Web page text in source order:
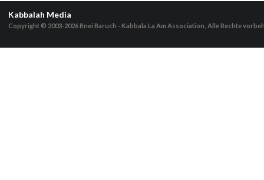
Kabbalah Media
Copyright © 2003-2026Bnei Baruch - Kabbala La Am Association, Alle Rechte